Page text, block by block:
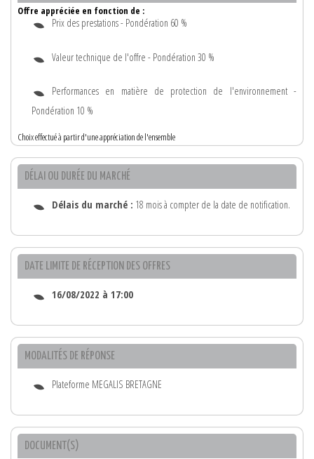
Offre appréciée en fonction de :
Prix des prestations - Pondération 60 %
Valeur technique de l'offre - Pondération 30 %
Performances en matière de protection de l'environnement -
Pondération 10 %
Choix effectué à partir d'une appréciation de l'ensemble
DÉLAI OU DURÉE DU MARCHÉ
Délais du marché : 18 mois à compter de la date de notification.
DATE LIMITE DE RÉCEPTION DES OFFRES
16/08/2022 à 17:00
MODALITÉS DE RÉPONSE
Plateforme MEGALIS BRETAGNE
DOCUMENT(S)